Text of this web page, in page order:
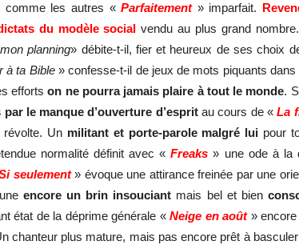
comme les autres «Parfaitement» imparfait. R
du modèle social vendu au plus grand
planning» débite-t-il, fier et heureux de ses choix
à ta Bible» confesse-t-il de jeux de mots piquants dans
effortson ne pourra jamais plaire à tout le monde.
le manque d’ouverture d’espritau cours de «La
Un militant et porte-parole malgré lui pour
normalité définit avec «Freaks » une ode à la
seulement» évoque une attirance freinée par une
encore un brin insouciant mais bel et bien
état de la déprime générale «Neige en août» encore
chanteur plus mature, mais pas encore prêt à